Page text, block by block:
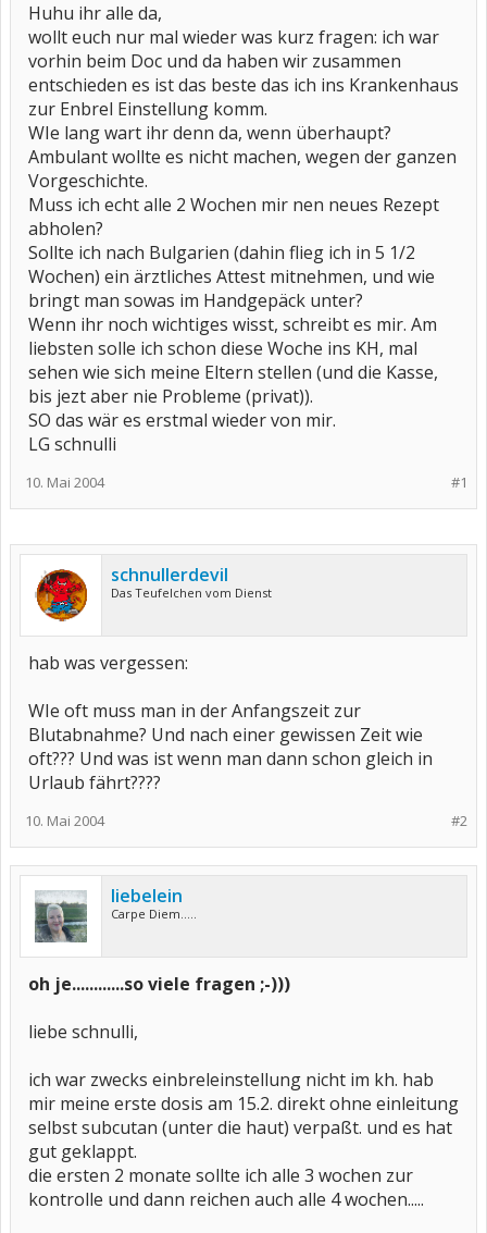
Huhu ihr alle da,
wollt euch nur mal wieder was kurz fragen: ich war
vorhin beim Doc und da haben wir zusammen
entschieden es ist das beste das ich ins Krankenhaus
zur Enbrel Einstellung komm.
WIe lang wart ihr denn da, wenn überhaupt?
Ambulant wollte es nicht machen, wegen der ganzen
Vorgeschichte.
Muss ich echt alle 2 Wochen mir nen neues Rezept
abholen?
Sollte ich nach Bulgarien (dahin flieg ich in 5 1/2
Wochen) ein ärztliches Attest mitnehmen, und wie
bringt man sowas im Handgepäck unter?
Wenn ihr noch wichtiges wisst, schreibt es mir. Am
liebsten solle ich schon diese Woche ins KH, mal
sehen wie sich meine Eltern stellen (und die Kasse,
bis jezt aber nie Probleme (privat)).
SO das wär es erstmal wieder von mir.
LG schnulli
#1
10. Mai 2004
schnullerdevil
Das Teufelchen vom Dienst
hab was vergessen:
WIe oft muss man in der Anfangszeit zur
Blutabnahme? Und nach einer gewissen Zeit wie
oft??? Und was ist wenn man dann schon gleich in
Urlaub fährt????
#2
10. Mai 2004
liebelein
Carpe Diem.....
oh je............so viele fragen ;-)))
liebe schnulli,
ich war zwecks einbreleinstellung nicht im kh. hab
mir meine erste dosis am 15.2. direkt ohne einleitung
selbst subcutan (unter die haut) verpaßt. und es hat
gut geklappt.
die ersten 2 monate sollte ich alle 3 wochen zur
kontrolle und dann reichen auch alle 4 wochen.....